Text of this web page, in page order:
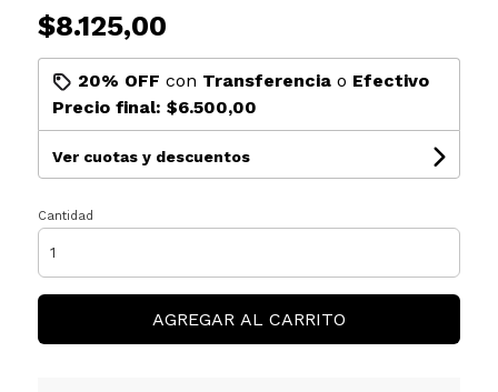
$8.125,00
20% OFF con Transferenciao Efectivo
Precio final: $6.500,00
Ver cuotas y descuentos
Cantidad
AGREGAR AL CARRITO